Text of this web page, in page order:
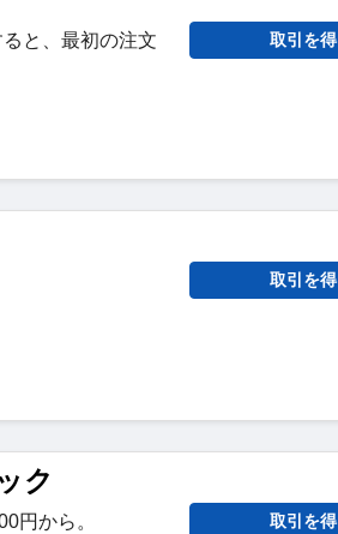
と、最初の注文
取引を
取引を
ク
円から。 取引を